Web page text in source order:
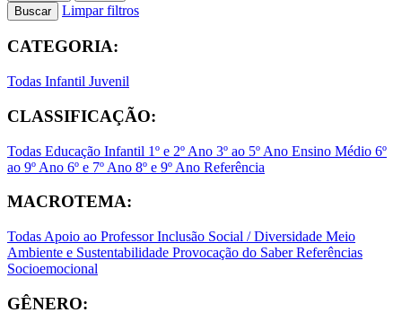
Buscar
Limpar filtros
CATEGORIA:
Todas Infantil Juvenil
CLASSIFICAÇÃO:
Todas Educação Infantil 1º e 2º Ano 3º ao 5º Ano Ensino Médio 6º
ao 9º Ano 6º e 7º Ano 8º e 9º Ano Referência
MACROTEMA:
Todas Apoio ao ProfessorInclusão Social / Diversidade Meio
Ambiente e Sustentabilidade Provocação do SaberReferências
Socioemocional
GÊNERO: